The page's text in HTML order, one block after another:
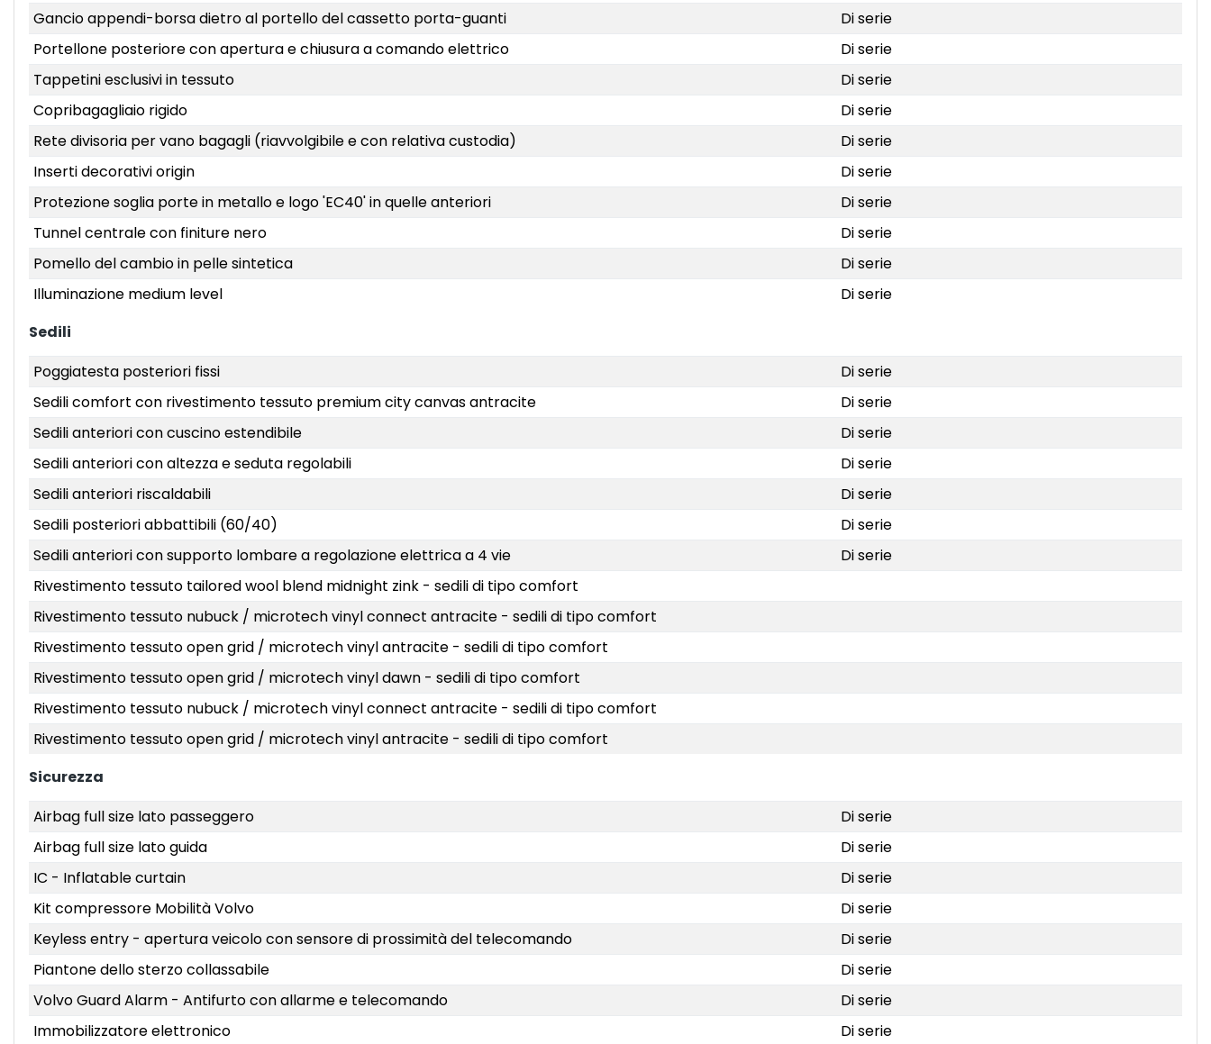
Gancio appendi-borsa dietro al portello del cassetto porta-guanti
Di serie
Portellone posteriore con apertura e chiusura a comando elettrico
Di serie
Tappetini esclusivi in tessuto
Di serie
Copribagagliaio rigido
Di serie
Rete divisoria per vano bagagli (riavvolgibile e con relativa custodia)
Di serie
Inserti decorativi origin
Di serie
Protezione soglia porte in metallo e logo 'EC40' in quelle anteriori
Di serie
Tunnel centrale con finiture nero
Di serie
Pomello del cambio in pelle sintetica
Di serie
Illuminazione medium level
Di serie
Sedili
Poggiatesta posteriori fissi
Di serie
Sedili comfort con rivestimento tessuto premium city canvas antracite
Di serie
Sedili anteriori con cuscino estendibile
Di serie
Sedili anteriori con altezza e seduta regolabili
Di serie
Sedili anteriori riscaldabili
Di serie
Sedili posteriori abbattibili (60/40)
Di serie
Sedili anteriori con supporto lombare a regolazione elettrica a 4 vie
Di serie
Rivestimento tessuto tailored wool blend midnight zink - sedili di tipo comfort
Rivestimento tessuto nubuck / microtech vinyl connect antracite - sedili di tipo comfort
Rivestimento tessuto open grid / microtech vinyl antracite - sedili di tipo comfort
Rivestimento tessuto open grid / microtech vinyl dawn - sedili di tipo comfort
Rivestimento tessuto nubuck / microtech vinyl connect antracite - sedili di tipo comfort
Rivestimento tessuto open grid / microtech vinyl antracite - sedili di tipo comfort
Sicurezza
Airbag full size lato passeggero
Di serie
Airbag full size lato guida
Di serie
IC - Inflatable curtain
Di serie
Kit compressore Mobilità Volvo
Di serie
Keyless entry - apertura veicolo con sensore di prossimità del telecomando
Di serie
Piantone dello sterzo collassabile
Di serie
Volvo Guard Alarm - Antifurto con allarme e telecomando
Di serie
Immobilizzatore elettronico
Di serie